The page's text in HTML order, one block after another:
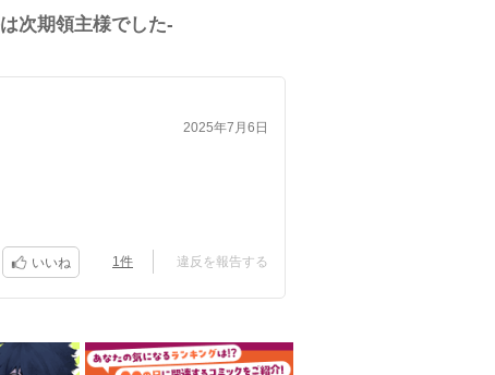
次期領主様でした-
2025年7月6日
す。
いいね 1件 違反を報告する